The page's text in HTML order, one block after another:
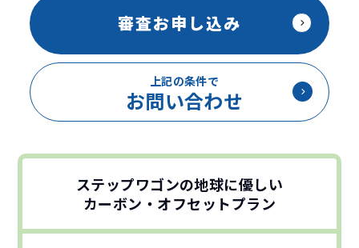
審査お申し込み
上記の条件で
お問い合わせ
ステップワゴンの地球に優しい
カーボン・オフセットプラン